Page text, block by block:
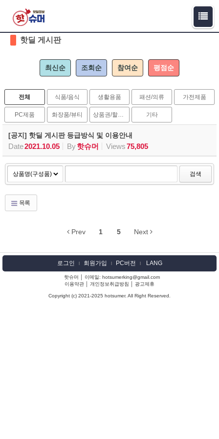
핫딜 게시판
최신순 조회순 참여순 평점순
전체 식품/음식 생활용품 패션/의류 가전제품
PC제품 화장품/뷰티 상품권/할인권 기타
[공지] 핫딜 게시판 등급방식 및 이용안내
Date2021.10.05 By핫슈머 Views75,805
검색
목록
Prev 1 5 Next
로그인 l 회원가입 l PC버전 l LANG
핫슈머 │ 이메일: hotsumerking@gmail.com
이용약관
개인정보취급방침 광고제휴
Copyright (c) 2021-2025 hotsumer. All Right Reserved.